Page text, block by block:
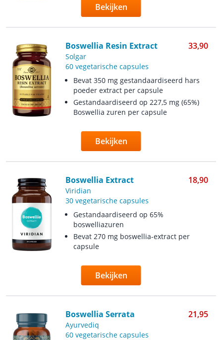
Bekijken
Boswellia Resin Extract 33,90
Solgar
60 vegetarische capsules
Bevat 350 mg gestandaardiseerd hars
poeder extract per capsule
Gestandaardiseerd op 227,5 mg (65%)
Boswellia zuren per capsule
Bekijken
Boswellia Extract 18,90
Viridian
30 vegetarische capsules
Gestandaardiseerd op 65%
boswelliazuren
Bevat 270 mg boswellia-extract per
capsule
Bekijken
Boswellia Serrata 21,95
Ayurvediq
60 vegetarische capsules